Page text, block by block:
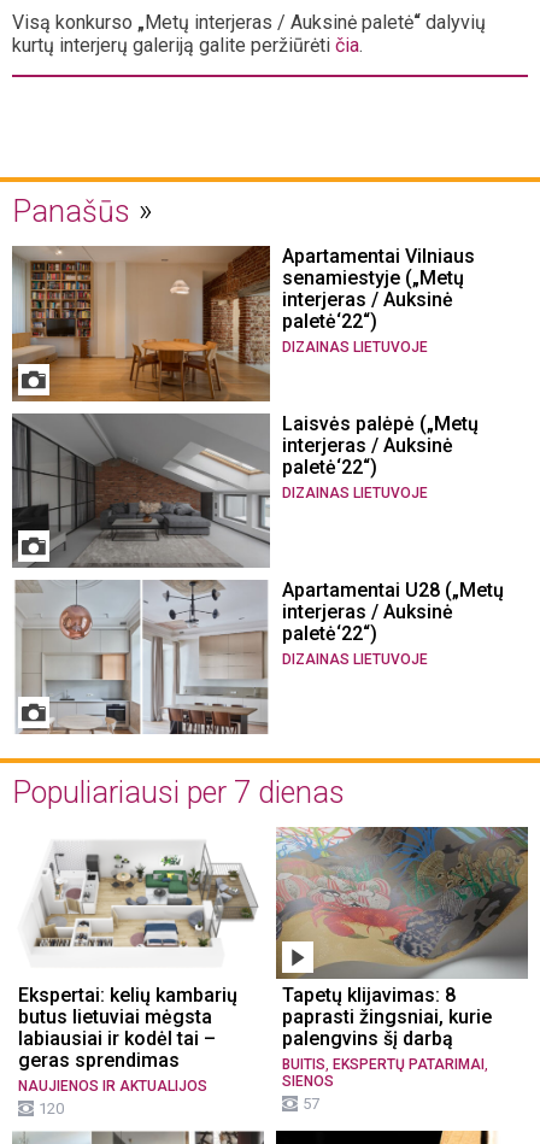
Visą konkurso „ Metų interjeras / Auksinė paletė“ dalyvių
kurtų interjerų galeriją galite peržiūrėti čia.
Panašūs
Apartamentai Vilniaus
senamiestyje („Metų
interjeras / Auksinė
paletė‘22“)
DIZAINAS LIETUVOJE
Laisvės palėpė („Metų
interjeras / Auksinė
paletė‘22“)
DIZAINAS LIETUVOJE
Apartamentai U28 („Metų
interjeras / Auksinė
paletė‘22“)
DIZAINAS LIETUVOJE
Populiariausi per 7 dienas
Ekspertai: kelių kambarių
butus lietuviai mėgsta
labiausiai ir kodėl tai –
geras sprendimas
NAUJIENOS IR AKTUALIJOS
120
Tapetų klijavimas: 8
paprasti žingsniai, kurie
palengvins šį darbą
BUITIS EKSPERTŲ PATARIMAI
SIENOS
57